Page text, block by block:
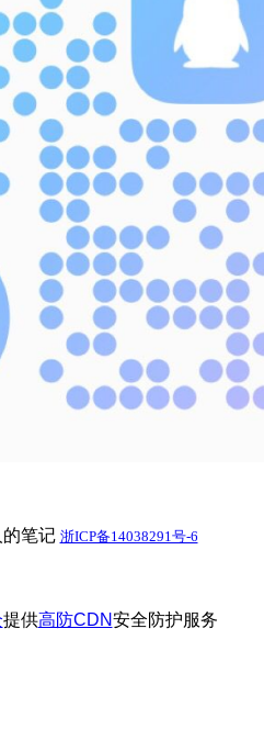
笔记 浙ICP备14038291号-6
提供高防CDN安全防护服务